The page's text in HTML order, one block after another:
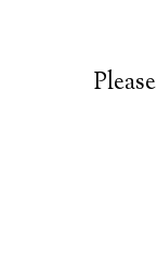
Please